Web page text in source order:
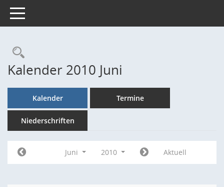
Toggle navigation
Rechercheauswahl
Kalender 2010 Juni
Kalender Termine
Niederschriften
Juni 2010 Aktuell